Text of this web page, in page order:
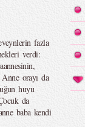
fazla
verdi:
orayı da
huyu
da
baba kendi